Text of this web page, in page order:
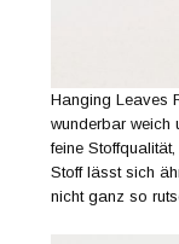
Hanging Leaves
wunderbar weich
feine
Stoff lässt sich
nicht ganz so